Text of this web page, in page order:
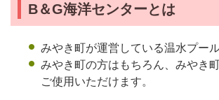
B＆G海洋センターとは
みやき町が運営している温水プール
みやき町の方はもちろん、みやき
ご使用いただけます。